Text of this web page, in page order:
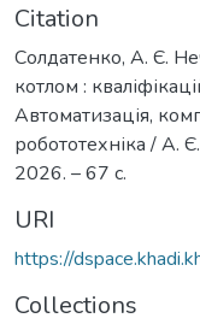
Citation
Солдатенко, А. Є.
котлом :
Автоматизація,
робототехніка / А.
2026. – 67 с.
URI
https://
Collections